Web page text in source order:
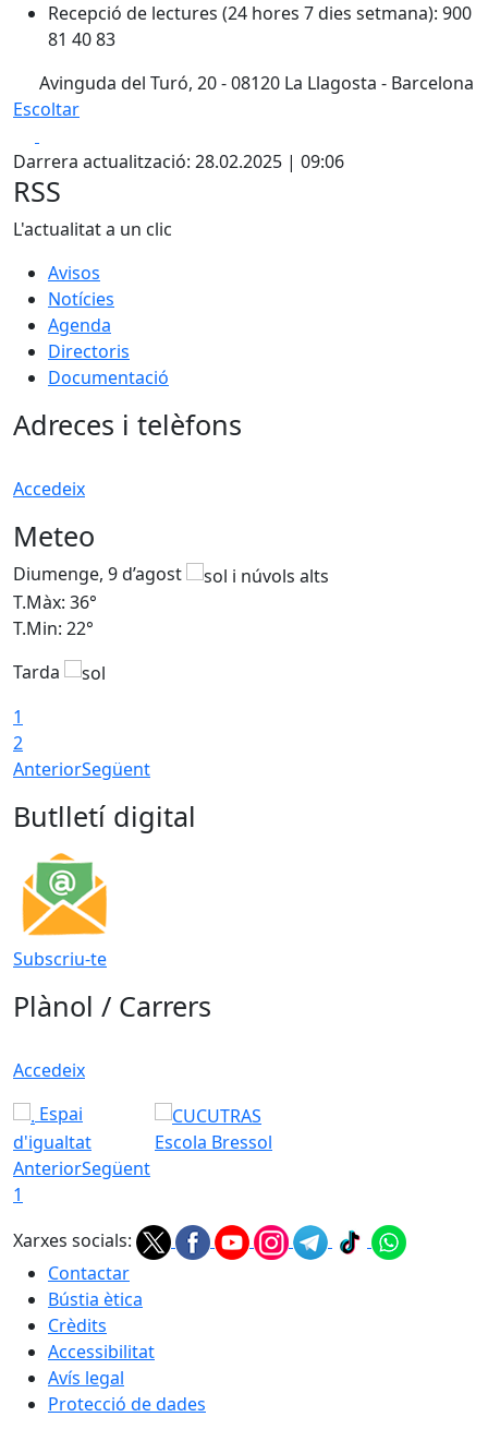
Recepció de lectures (24 hores 7 dies setmana): 900
81 40 83
Avinguda del Turó, 20 - 08120 La Llagosta - Barcelona
Escoltar
Darrera actualització: 28.02.2025 | 09:06
RSS
L'actualitat a un clic
Avisos
Notícies
Agenda
Directoris
Documentació
Adreces i telèfons
Accedeix
Meteo
Diumenge, 9 d’agost
T.Màx: 36°
T.Min: 22°
Tarda
1
2
AnteriorSegüent
Butlletí digital
Subscriu-te
Plànol / Carrers
Accedeix
Espai
d'igualtat
Escola Bressol
AnteriorSegüent
1
Xarxes socials:
Contactar
Bústia ètica
Crèdits
Accessibilitat
Avís legal
Protecció de dades